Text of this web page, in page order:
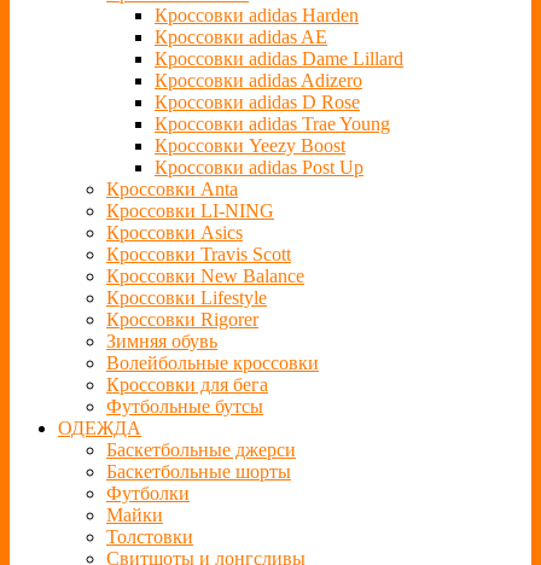
Кроссовки adidas Harden
Кроссовки adidas AE
Кроссовки adidas Dame Lillard
Кроссовки adidas Adizero
Кроссовки adidas D Rose
Кроссовки adidas Trae Young
Кроссовки Yeezy Boost
Кроссовки adidas Post Up
Кроссовки Anta
Кроссовки LI-NING
Кроссовки Asics
Кроссовки Travis Scott
Кроссовки New Balance
Кроссовки Lifestyle
Кроссовки Rigorer
Зимняя обувь
Волейбольные кроссовки
Кроссовки для бега
Футбольные бутсы
ОДЕЖДА
Баскетбольные джерси
Баскетбольные шорты
Футболки
Майки
Толстовки
Свитшоты и лонгсливы